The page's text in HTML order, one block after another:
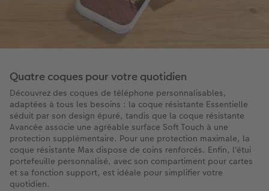
Quatre coques pour votre quotidien
Découvrez des coques de téléphone personnalisables,
adaptées à tous les besoins : la coque résistante Essentielle
séduit par son design épuré, tandis que la coque résistante
Avancée associe une agréable surface Soft Touch à une
protection supplémentaire. Pour une protection maximale, la
coque résistante Max dispose de coins renforcés. Enfin, l'étui
portefeuille personnalisé, avec son compartiment pour cartes
et sa fonction support, est idéale pour simplifier votre
quotidien.